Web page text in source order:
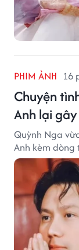
PHIM ẢNH 16
Chuyện
Anh lại
Quỳnh Nga
Anh kèm